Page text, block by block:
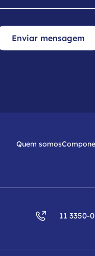
Enviar mensagem
Quem somos
11 3350-